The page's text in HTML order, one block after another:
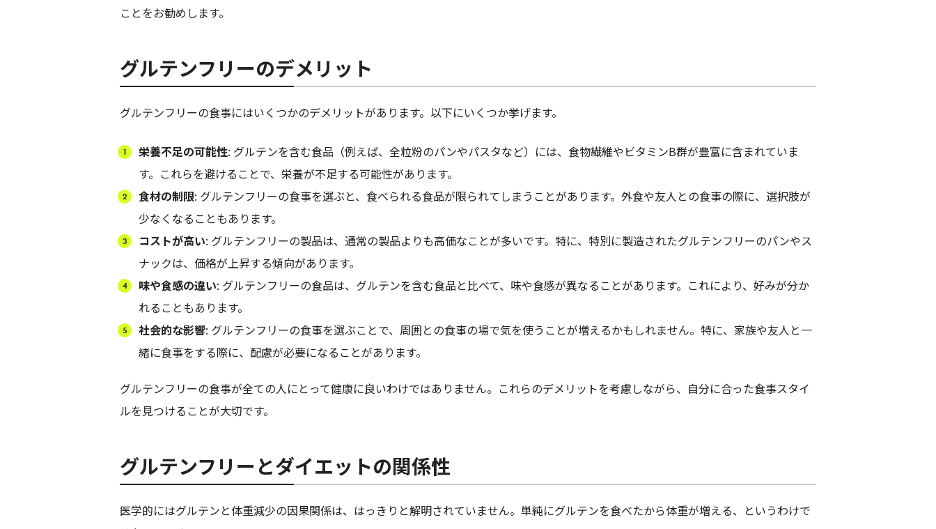
ことをお勧めします。
グルテンフリーのデメリット
グルテンフリーの食事にはいくつかのデメリットがあります。以下にいくつか挙げます。
栄養不足の可能性: グルテンを含む食品（例えば、全粒粉のパンやパスタなど）には、食物繊維やビタミンB群が豊富に含まれていま
す。これらを避けることで、栄養が不足する可能性があります。
食材の制限: グルテンフリーの食事を選ぶと、食べられる食品が限られてしまうことがあります。外食や友人との食事の際に、選択肢が
少なくなることもあります。
コストが高い: グルテンフリーの製品は、通常の製品よりも高価なことが多いです。特に、特別に製造されたグルテンフリーのパンやス
ナックは、価格が上昇する傾向があります。
味や食感の違い: グルテンフリーの食品は、グルテンを含む食品と比べて、味や食感が異なることがあります。これにより、好みが分か
れることもあります。
社会的な影響: グルテンフリーの食事を選ぶことで、周囲との食事の場で気を使うことが増えるかもしれません。特に、家族や友人と一
緒に食事をする際に、配慮が必要になることがあります。
グルテンフリーの食事が全ての人にとって健康に良いわけではありません。これらのデメリットを考慮しながら、自分に合った食事スタイ
ルを見つけることが大切です。
グルテンフリーとダイエットの関係性
医学的にはグルテンと体重減少の因果関係は、はっきりと解明されていません。単純にグルテンを食べたから体重が増える、というわけで